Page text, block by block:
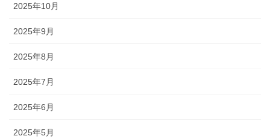
2025年10月
2025年9月
2025年8月
2025年7月
2025年6月
2025年5月